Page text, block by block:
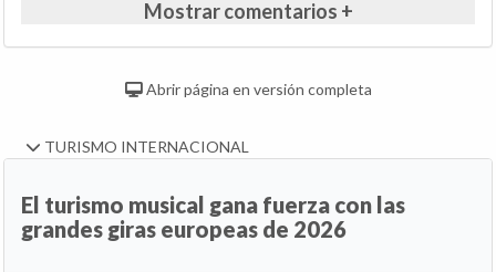
Mostrar comentarios +
Abrir página en versión completa
TURISMO INTERNACIONAL
El turismo musical gana fuerza con las
grandes giras europeas de 2026